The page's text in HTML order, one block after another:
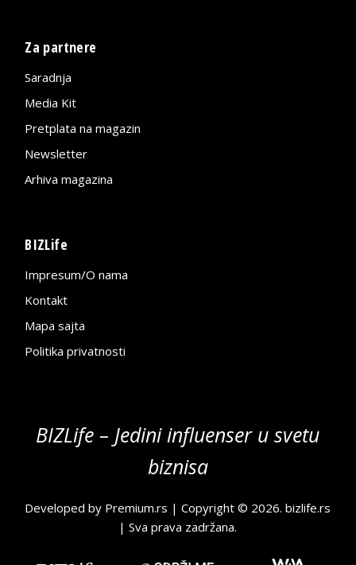
Za partnere
Saradnja
Media Kit
Pretplata na magazin
Newsletter
Arhiva magazina
BIZLife
Impresum/O nama
Kontakt
Mapa sajta
Politika privatnosti
BIZLife – Jedini influenser u svetu
biznisa
Developed by Premium.rs | Copyright © 2026.bizlife.rs
| Sva prava zadržana.